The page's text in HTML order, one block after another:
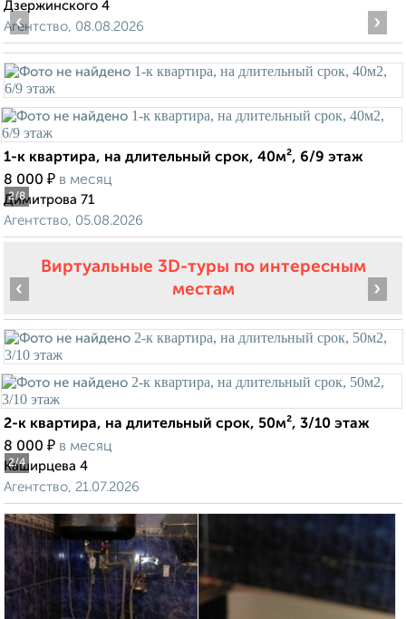
Дзержинского 4
Агентство, 08.08.2026
2/8
‹ ›
1-к квартира, на длительный срок, 40м², 6/9 этаж
8 000 ₽ в месяц
Димитрова 71
Агентство, 05.08.2026
Виртуальные 3D-туры по интересным
местам
2/4
‹ ›
2-к квартира, на длительный срок, 50м², 3/10 этаж
8 000 ₽ в месяц
Каширцева 4
Агентство, 21.07.2026